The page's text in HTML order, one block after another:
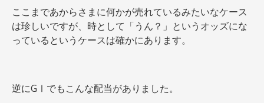
ここまであからさまに何かが売れているみたいなケース
は珍しいですが、時として「うん？」というオッズにな
っているというケースは確かにあります。
逆にGⅠでもこんな配当がありました。